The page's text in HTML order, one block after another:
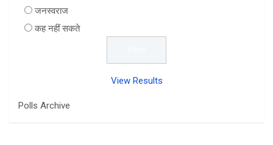
जनस्वराज
कह नहीं सकते
View Results
Polls Archive